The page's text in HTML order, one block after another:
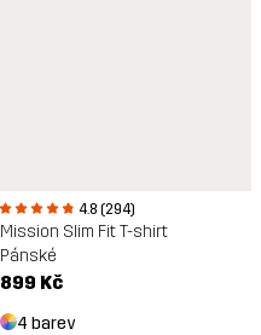
4.8 (294)
Mission Slim Fit T-shirt
Pánské
899 Kč
4 barev